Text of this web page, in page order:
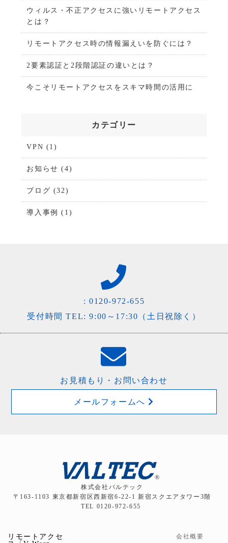
ウィルス・不正アクセスに強いリモートアクセス
とは？
リモートアクセス時の情報漏えいを防ぐには？
2要素認証と2段階認証の違いとは？
今こそリモートアクセスをスキマ時間の活用に
カテゴリー
VPN (1)
お知らせ (4)
ブログ (32)
導入事例 (1)
: 0120-972-655
受付時間 TEL: 9:00～17:30（土日祝除く）
お見積もり・お問い合わせ
メールフォームへ
株式会社バルテック
〒163-1103 東京都新宿区西新宿6-22-1 新宿スクエアタワー3階
TEL 0120-972-655
リモートアクセ
会社概要